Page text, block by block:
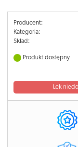
Producent:
Kategoria:
Skład:
Produkt dostępny
Lek